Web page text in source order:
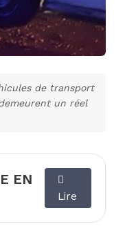
de transport
un réel
EN
Lire